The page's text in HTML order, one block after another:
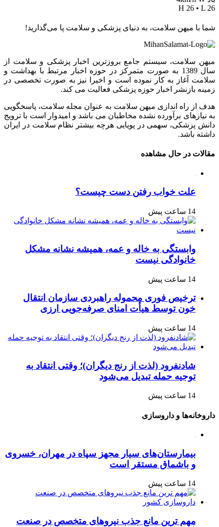
H 26 • L 26
شما با میهن سلامت، به دنیای پزشکی و سلامت پا می‌گذارید!
میهن سلامت، سیستم جامع بروزترین اخبار پزشکی و سلامت از
سال 1389 به صورت متمرکز در حوزه اخبار مرتبط با بهداشت و
سلامت آغاز به کار نموده است و اخیرا نیز به صورت تخصصی در
زمینه بازنشر اخبار حوزه پزشکی فعالیت می کند.
هدف از راه اندازی میهن سلامت به عنوان مجله سلامت، پاسخگویی
به نیازهای برآورده نشده مخاطبان می باشد و امیدوار است با ترویج
دانش پزشکی، سهمی در پویایی هرچه بیشتر نظام سلامت در ایران
داشته باشد.
مقالات در حال مشاهده
علت خواب رفتن دست چیست؟
14 ساعت پیش
وابستگی به خاله و عمه، همیشه نشانه مشکل
خانوادگی نیست
14 ساعت پیش
ترخیص فوری محموله راهبردی سازمان انتقال
خون توسط هیأت امنای صرفه‌جویی ارزی
14 ساعت پیش
شادنفرود (لذت از رنج دیگران)؛ وقتی انتقاد به
توجیه حمله تبدیل می‌شود
14 ساعت پیش
داروخانه‌ها و داروسازی
بیمارستان‌های سیار مجهز سپاه در مهران، خسروی
و باشماق مستقر است
14 ساعت پیش
مهم ترین مانع جذب نیروهای متخصص در صنعت